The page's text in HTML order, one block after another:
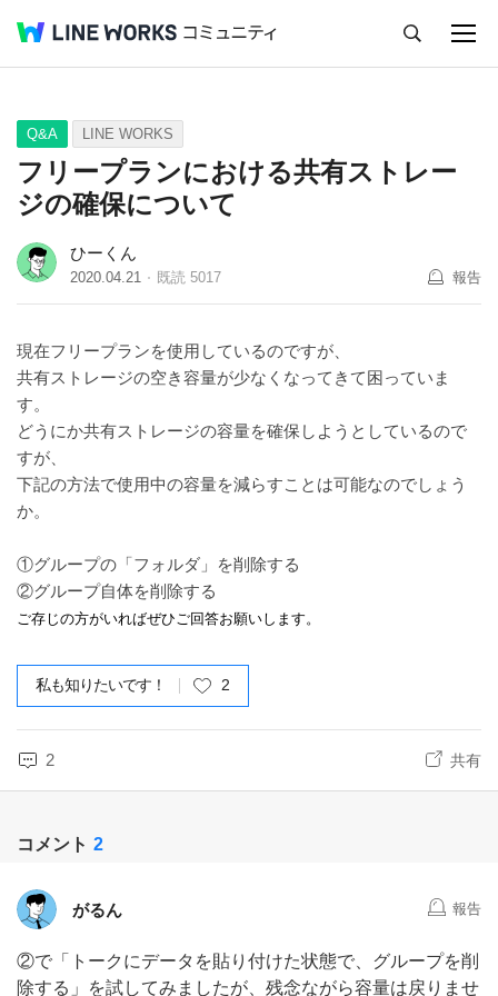
Q&A Tips Ideas
Q&A LINE WORKS
フリープランにおける共有ストレー
ジの確保について
ひーくん
2020.04.21 既読 5017 報告
現在フリープランを使用しているのですが、
共有ストレージの空き容量が少なくなってきて困っていま
す。
どうにか共有ストレージの容量を確保しようとしているので
すが、
下記の方法で使用中の容量を減らすことは可能なのでしょう
か。
①グループの「フォルダ」を削除する
②グループ自体を削除する
ご存じの方がいればぜひご回答お願いします。
私も知りたいです！ 2
2 共有
コメント 2
がるん 報告
②で「トークにデータを貼り付けた状態で、グループを削
除する」を試してみましたが、残念ながら容量は戻りませ